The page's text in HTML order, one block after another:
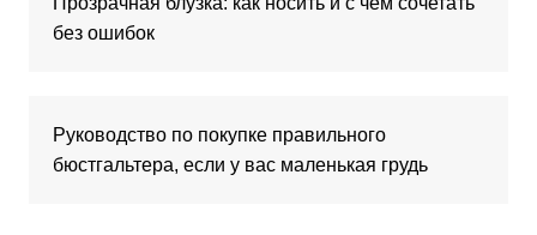
без ошибок
Руководство по покупке правильного
бюстгальтера, если у вас маленькая грудь